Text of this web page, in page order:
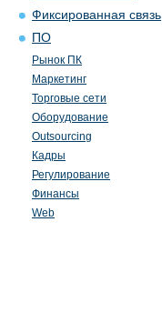
Фиксированная связь
ПО
Рынок ПК
Маркетинг
Торговые сети
Оборудование
Outsourcing
Кадры
Регулирование
Финансы
Web